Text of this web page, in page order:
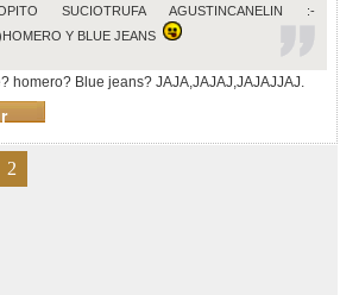
SUCIOTRUFA AGUSTINCANELIN :-
Y BLUE JEANS
homero? Blue jeans? JAJA,JAJAJ,JAJAJJAJ.
2